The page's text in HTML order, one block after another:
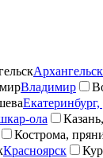
Архангельск
Владимир
ола
Кострома,
Красноярск